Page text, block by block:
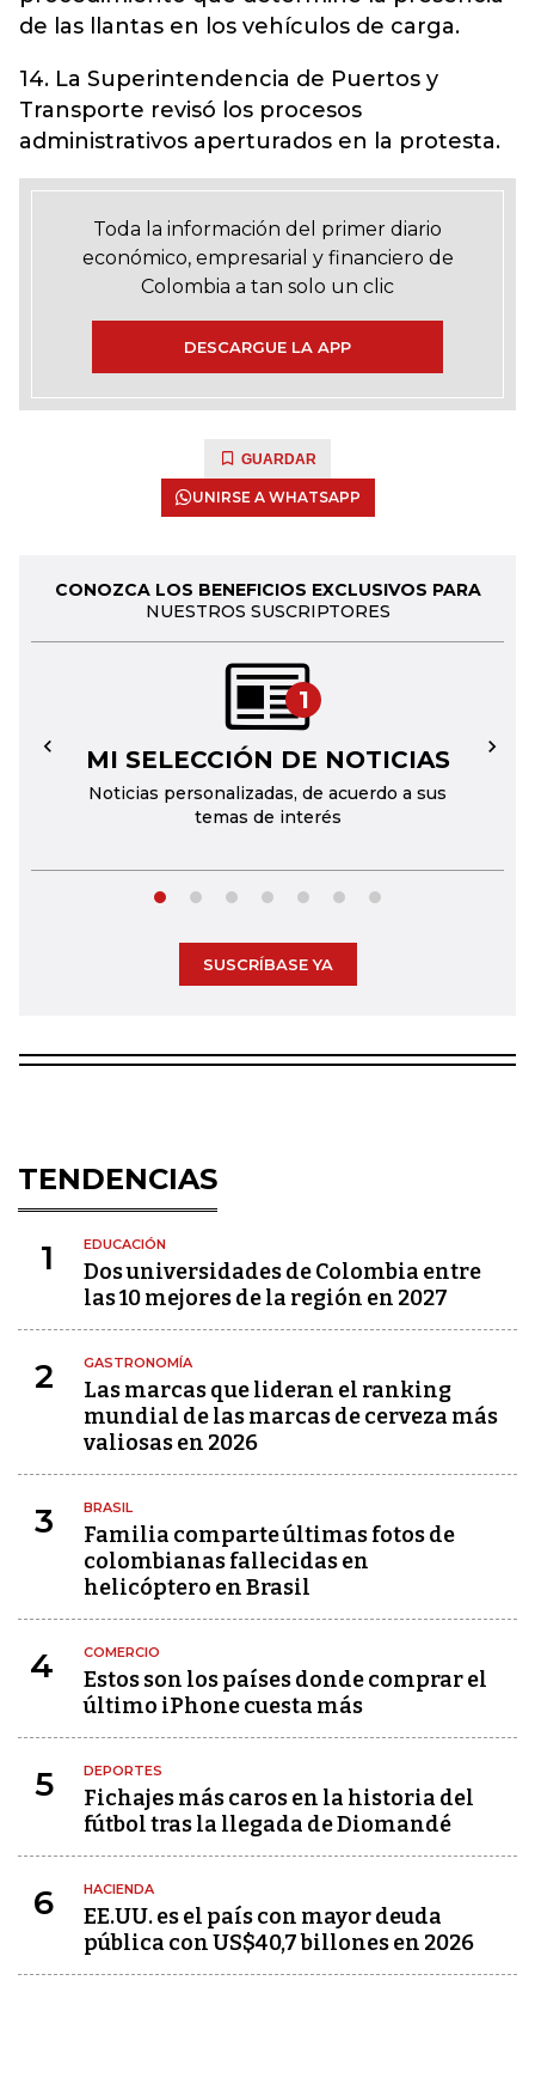
de las llantas en los vehículos de carga.
14. La Superintendencia de Puertos y
Transporte revisó los procesos
administrativos aperturados en la protesta.
Toda la información del primer diario
económico, empresarial y financiero de
Colombia a tan solo un clic
DESCARGUE LA APP
GUARDAR
UNIRSE A WHATSAPP
CONOZCA LOS BENEFICIOS EXCLUSIVOS PARA
NUESTROS SUSCRIPTORES
1
MI SELECCIÓN DE NOTICIAS
Noticias personalizadas, de acuerdo a sus
temas de interés
← →
SUSCRÍBASE YA
TENDENCIAS
1 EDUCACIÓN
Dos universidades de Colombia entre
las 10 mejores de la región en 2027
2 GASTRONOMÍA
Las marcas que lideran el ranking
mundial de las marcas de cerveza más
valiosas en 2026
3 BRASIL
Familia comparte últimas fotos de
colombianas fallecidas en
helicóptero en Brasil
4 COMERCIO
Estos son los países donde comprar el
último iPhone cuesta más
5 DEPORTES
Fichajes más caros en la historia del
fútbol tras la llegada de Diomandé
6 HACIENDA
EE.UU. es el país con mayor deuda
pública con US$40,7 billones en 2026